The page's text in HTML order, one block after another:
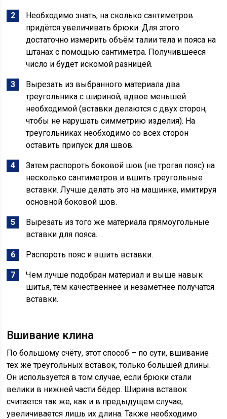
Необходимо знать, на сколько сантиметров
придётся увеличивать брюки. Для этого
достаточно измерить объём талии тела и пояса на
штанах с помощью сантиметра. Получившееся
число и будет искомой разницей.
Вырезать из выбранного материала два
треугольника с шириной, вдвое меньшей
необходимой (вставки делаются с двух сторон,
чтобы не нарушать симметрию изделия). На
треугольниках необходимо со всех сторон
оставить припуск для швов.
Затем распороть боковой шов (не трогая пояс) на
несколько сантиметров и вшить треугольные
вставки. Лучше делать это на машинке, имитируя
основной боковой шов.
Вырезать из того же материала прямоугольные
вставки для пояса.
Распороть пояс и вшить вставки.
Чем лучше подобран материал и выше навык
шитья, тем качественнее и незаметнее получатся
вставки.
Вшивание клина
По большому счёту, этот способ – по сути, вшивание
тех же треугольных вставок, только большей длины.
Он используется в том случае, если брюки стали
велики в нижней части бёдер. Ширина вставок
считается так же, как и в предыдущем случае,
увеличивается лишь их длина. Также необходимо